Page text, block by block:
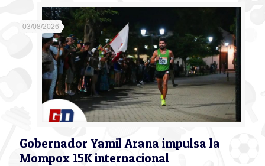
03/08/2026
Gobernador Yamil Arana impulsa la
Mompox 15K internacional